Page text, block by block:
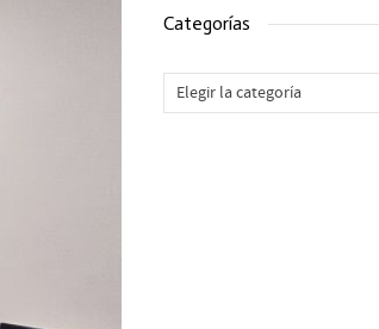
Categorías
Categorías